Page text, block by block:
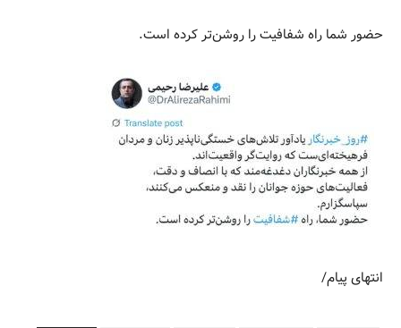
حضور شما راه شفافیت را روشن‌تر کرده است.
انتهای پیام/